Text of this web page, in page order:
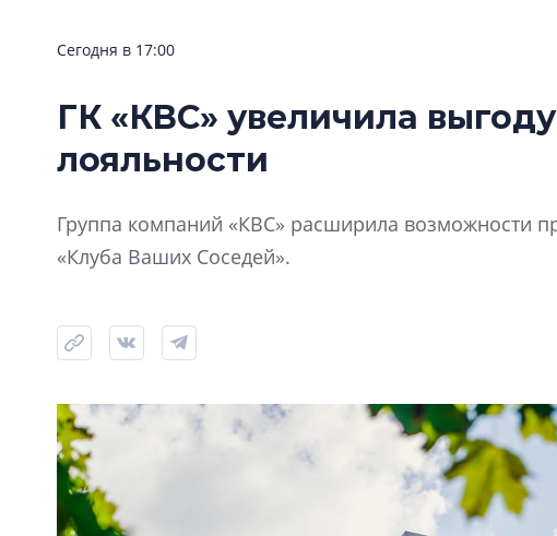
Сегодня в 17:00
ГК «КВС» увеличила
лояльности
Группа компаний «КВС» расширила возможности
«Клуба Ваших Соседей».